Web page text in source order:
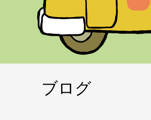
ブログ